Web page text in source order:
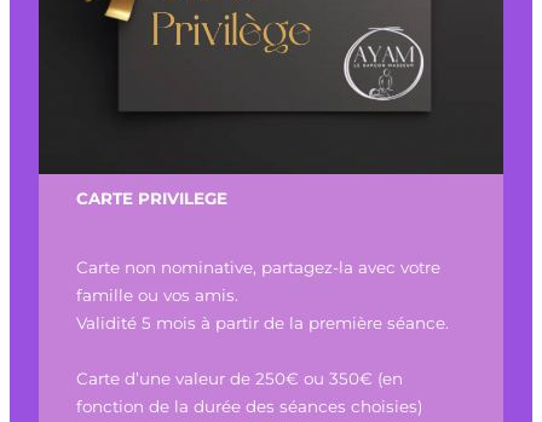
CARTE PRIVILEGE
Carte non nominative, partagez-la avec votre
famille ou vos amis.
Validité 5 mois à partir de la première séance.
Carte d’une valeur de 250€ ou 350€ (en
fonction de la durée des séances choisies)